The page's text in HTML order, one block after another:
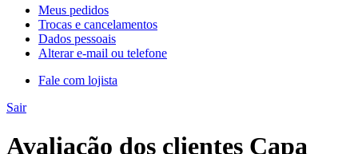
Meus pedidos
Trocas e cancelamentos
Dados pessoais
Alterar e-mail ou telefone
Fale com lojista
Sair
Avaliação dos clientes Capa